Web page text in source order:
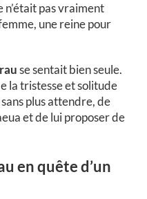
n’était pas vraiment
une reine pour
se sentait bien seule.
la tristesse et solitude
plus attendre, de
et de lui proposer de
en quête d’un